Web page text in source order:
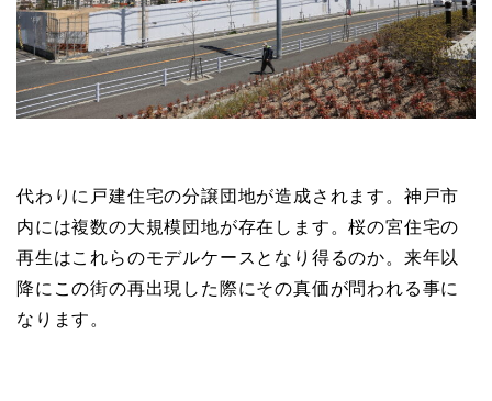
代わりに戸建住宅の分譲団地が造成されます。神戸市
内には複数の大規模団地が存在します。桜の宮住宅の
再生はこれらのモデルケースとなり得るのか。来年以
降にこの街の再出現した際にその真価が問われる事に
なります。